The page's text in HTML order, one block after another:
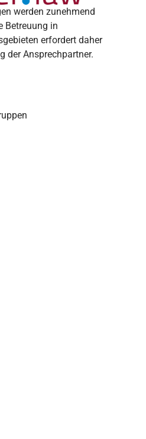
werden zunehmend
Betreuung in
erfordert daher
der Ansprechpartner.